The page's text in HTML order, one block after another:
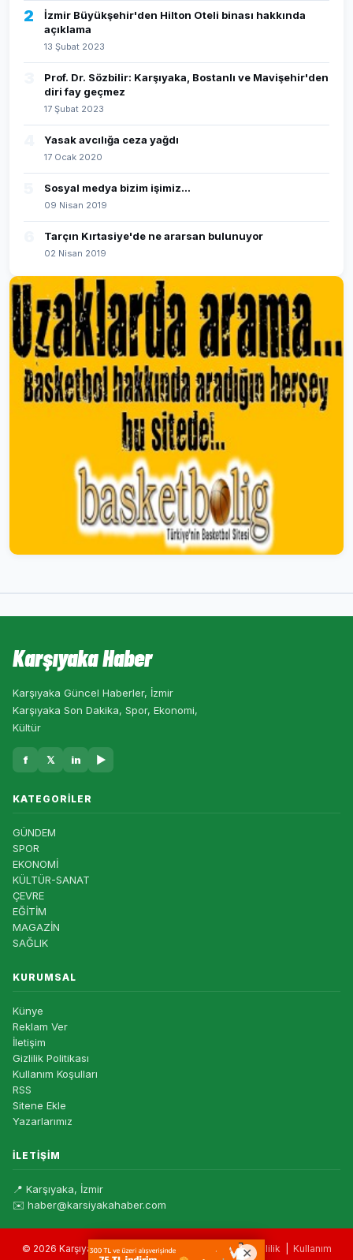
2
İzmir Büyükşehir'den Hilton Oteli binası hakkında
açıklama
13 Şubat 2023
Prof. Dr. Sözbilir: Karşıyaka, Bostanlı ve Mavişehir'den
diri fay geçmez
17 Şubat 2023
Yasak avcılığa ceza yağdı
17 Ocak 2020
Sosyal medya bizim işimiz...
09 Nisan 2019
Tarçın Kırtasiye'de ne ararsan bulunuyor
02 Nisan 2019
Karşıyaka Haber
Karşıyaka Güncel Haberler, İzmir
Karşıyaka Son Dakika, Spor, Ekonomi,
Kültür
f 𝕏 in ▶
KATEGORILER
GÜNDEM
SPOR
EKONOMİ
KÜLTÜR-SANAT
ÇEVRE
EĞİTİM
MAGAZİN
SAĞLIK
KURUMSAL
Künye
Reklam Ver
İletişim
Gizlilik Politikası
Kullanım Koşulları
RSS
Sitene Ekle
Yazarlarımız
İLETIŞIM
📍 Karşıyaka, İzmir
✉️ haber@karsiyakahaber.com
© 2026 Karşıyaka Haber — Tüm hakları saklıdır. |Gizlilik
Kullanım